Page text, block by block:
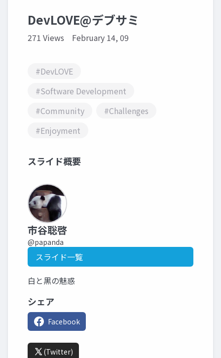
DevLOVE@デブサミ
271 Views February 14, 09
#DevLOVE
#Software Development
#Community
#Challenges
#Enjoyment
スライド概要
市谷聡啓
@papanda
スライド一覧
白と黒の魅惑
シェア
Facebook
(Twitter)